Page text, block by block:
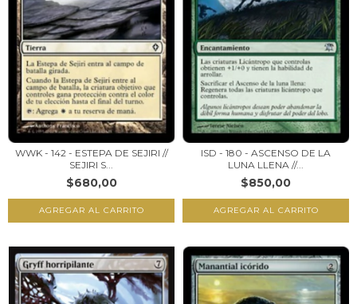
WWK - 142 - ESTEPA DE SEJIRI //
SEJIRI S...
$680,00
ISD - 180 - ASCENSO DE LA
LUNA LLENA //...
$850,00